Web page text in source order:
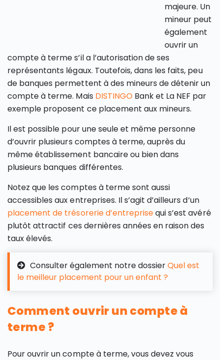
majeure. Un
mineur peut
également
ouvrir un
compte à terme s’il a l’autorisation de ses
représentants légaux. Toutefois, dans les faits, peu
de banques permettent à des mineurs de détenir un
compte à terme. Mais DISTINGOBank et La NEF par
exemple proposent ce placement aux mineurs.
Il est possible pour une seule et même personne
d’ouvrir plusieurs comptes à terme, auprès du
même établissement bancaire ou bien dans
plusieurs banques différentes.
Notez que les comptes à terme sont aussi
accessibles aux entreprises. Il s’agit d’ailleurs d’un
placement de trésorerie d’entreprisequi s’est avéré
plutôt attractif ces dernières années en raison des
taux élevés.
Consulter également notre dossierQuel est
le meilleur placement pour un enfant ?
Comment ouvrir un compte à
terme ?
Pour ouvrir un compte à terme, vous devez vous